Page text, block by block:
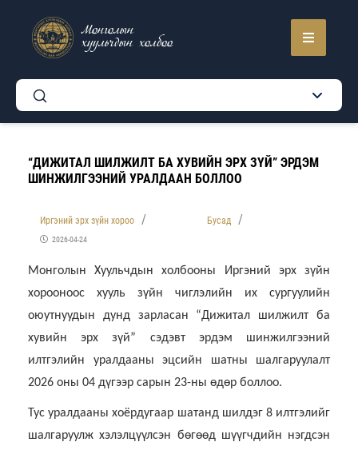
Монголын
хуульчдын холбоо
“ДИЖИТАЛ ШИЛЖИЛТ БА ХУВИЙН ЭРХ ЗҮЙ” ЭРДЭМ
ШИНЖИЛГЭЭНИЙ УРАЛДААН БОЛЛОО
Иргэний эрх зүйн хороо Бусад
2026-04-24
Монголын Хуульчдын холбооны Иргэний эрх зүйн
хорооноос хууль зүйн чиглэлийн их сургуулийн
оюутнуудын дунд зарласан “Дижитал шилжилт ба
хувийн эрх зүй” сэдэвт эрдэм шинжилгээний
илтгэлийн уралдааны эцсийн шатны шалгаруулалт
2026 оны 04 дүгээр сарын 23-ны өдөр боллоо.
Тус уралдааны хоёрдугаар шатанд шилдэг 8 илтгэлийг
шалгаруулж хэлэлцүүлсэн бөгөөд шүүгчдийн нэгдсэн